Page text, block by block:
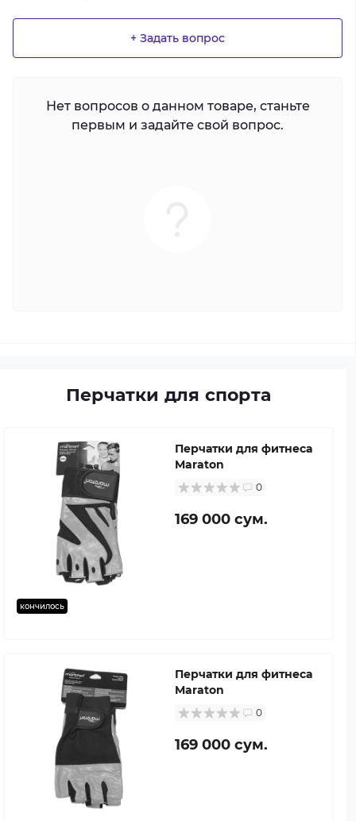
+ Задать вопрос
Нет вопросов о данном товаре, станьте
первым и задайте свой вопрос.
Перчатки для спорта
кончилось
Перчатки для фитнеса
Maraton
0
169 000 сум.
Перчатки для фитнеса
Maraton
0
169 000 сум.